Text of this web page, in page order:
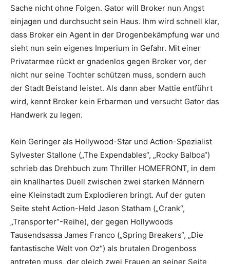
Sache nicht ohne Folgen. Gator will Broker nun Angst
einjagen und durchsucht sein Haus. Ihm wird schnell klar,
dass Broker ein Agent in der Drogenbekämpfung war und
sieht nun sein eigenes Imperium in Gefahr. Mit einer
Privatarmee rückt er gnadenlos gegen Broker vor, der
nicht nur seine Tochter schützen muss, sondern auch
der Stadt Beistand leistet. Als dann aber Mattie entführt
wird, kennt Broker kein Erbarmen und versucht Gator das
Handwerk zu legen.
Kein Geringer als Hollywood-Star und Action-Spezialist
Sylvester Stallone („The Expendables“, „Rocky Balboa“)
schrieb das Drehbuch zum Thriller HOMEFRONT, in dem
ein knallhartes Duell zwischen zwei starken Männern
eine Kleinstadt zum Explodieren bringt. Auf der guten
Seite steht Action-Held Jason Statham („Crank“,
„Transporter“-Reihe), der gegen Hollywoods
Tausendsassa James Franco („Spring Breakers“, „Die
fantastische Welt von Oz“) als brutalen Drogenboss
antreten muss, der gleich zwei Frauen an seiner Seite